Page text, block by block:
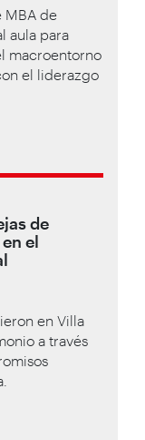
MBA de
aula para
macroentorno
el liderazgo
de
el
en Villa
a través